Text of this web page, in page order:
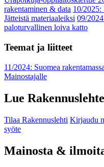
rakentaminen & data 10/2025:
Jätteistä materiaaleiksi 09/
paloturvallinen loiva katto
Teemat ja liitteet
11/2024: Suomea rakentamassa
Mainostajalle
Lue
Tilaa Rakennuslehti Kirjaudu
syöte
Mainosta &